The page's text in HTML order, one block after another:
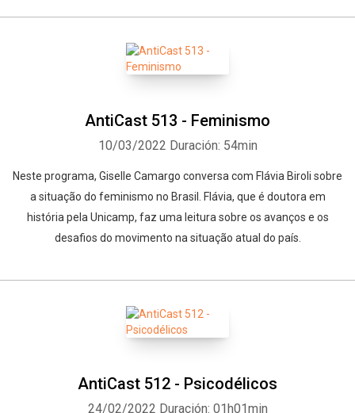
AntiCast 513 - Feminismo
10/03/2022 Duración: 54min
Neste programa, Giselle Camargo conversa com Flávia Biroli sobre
a situação do feminismo no Brasil. Flávia, que é doutora em
história pela Unicamp, faz uma leitura sobre os avanços e os
desafios do movimento na situação atual do país.
AntiCast 512 - Psicodélicos
24/02/2022 Duración: 01h01min